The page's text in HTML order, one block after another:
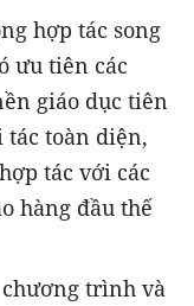
hợp tác song
ưu tiên các
giáo dục tiên
tác toàn diện,
tác với các
hàng đầu thế
trình và